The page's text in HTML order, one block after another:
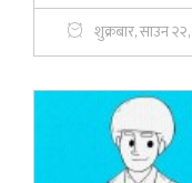
शुक्रबार, साउन